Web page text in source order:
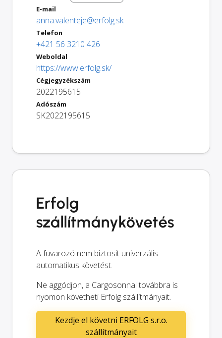
E-mail
anna.valenteje@erfolg.sk
Telefon
+421 56 3210 426
Weboldal
https://www.erfolg.sk/
Cégjegyzékszám
2022195615
Adószám
SK2022195615
Erfolg
szállítmánykövetés
A fuvarozó nem biztosít univerzális
automatikus követést.
Ne aggódjon, a Cargosonnal továbbra is
nyomon követheti Erfolg szállítmányait.
Kezdje el követni ERFOLG s.r.o.
szállítmányait